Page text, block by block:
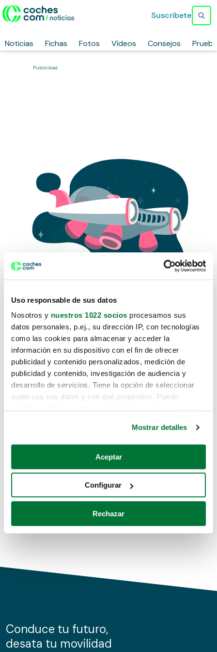
Uso responsable de sus datos
Nosotros y nuestros 1022 socios procesamos sus
datos personales, p.ej., su dirección IP, con tecnologías
como las cookies para almacenar y acceder la
información en su dispositivo con el fin de ofrecer
publicidad y contenido personalizados, medición de
publicidad y contenido, investigación de audiencia y
desarrollo de servicios. Tiene la opción de seleccionar
quién usa sus datos y con qué propósitos. Puede
Si lo permite, también quisiéramos:
Recopilar información sobre su ubicación geográfica
Identificar su dispositivo analizándolo activamente
para buscar características específicas (huellas
Obtenga más información sobre cómo se procesan sus
de cookies.
información sobre el uso que haga del sitio web con
nuestros partners de redes sociales, publicidad y análisis
Mostrar detalles
Aceptar
Configurar
Rechazar
Noticias Fichas Fotos Vídeos Consejos
Suscríbete
Publicidad
Lo sentimos, no sabemos como
te hemos traido hasta aquí.
Pero puedes encontrar el coche que estás
buscando en alguno de estos enlaces:
Coches de segunda mano
Coches de km0
Conduce tu futuro,
desata tu movilidad